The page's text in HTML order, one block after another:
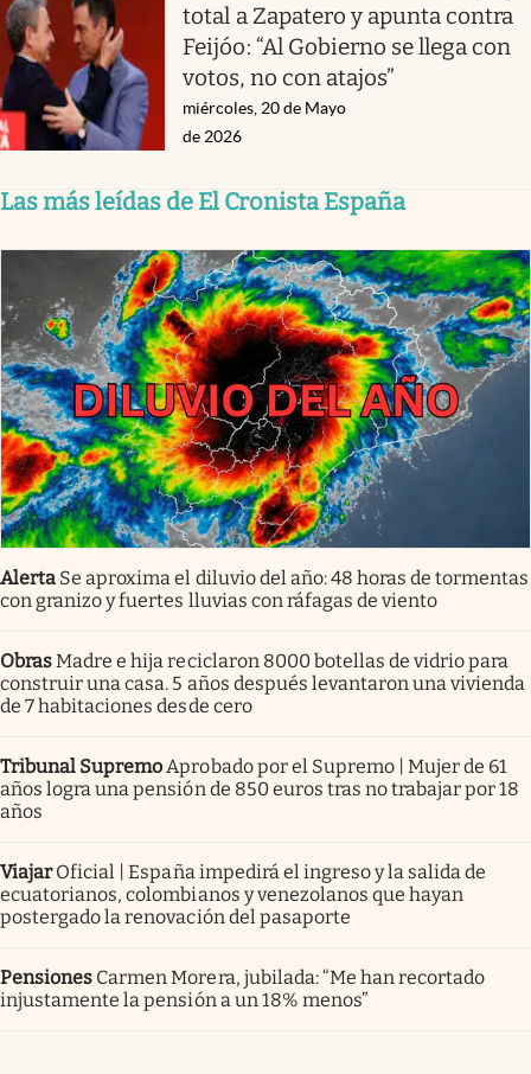
total a Zapatero y apunta contra
Feijóo: “Al Gobierno se llega con
votos, no con atajos”
miércoles, 20 de Mayo
de 2026
Las más leídas de El Cronista España
Alerta Se aproxima el diluvio del año: 48 horas de tormentas
con granizo y fuertes lluvias con ráfagas de viento
ObrasMadre e hija reciclaron 8000 botellas de vidrio para
construir una casa. 5 años después levantaron una vivienda
de 7 habitaciones desde cero
Tribunal Supremo Aprobado por el Supremo | Mujer de 61
años logra una pensión de 850 euros tras no trabajar por 18
años
Viajar Oficial | España impedirá el ingreso y la salida de
ecuatorianos, colombianos y venezolanos que hayan
postergado la renovación del pasaporte
Pensiones Carmen Morera, jubilada: “Me han recortado
injustamente la pensión a un 18% menos”